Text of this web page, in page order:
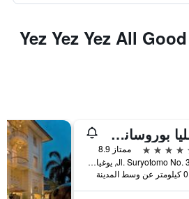
فنادق مشابهة لـ Yez Yez Yez All Good
مليا بوروساني يوجياكارتا
ممتاز 8.9
Jl. Suryotomo No. 31, يوغياخيرتا, إندونيسيا
المدينة